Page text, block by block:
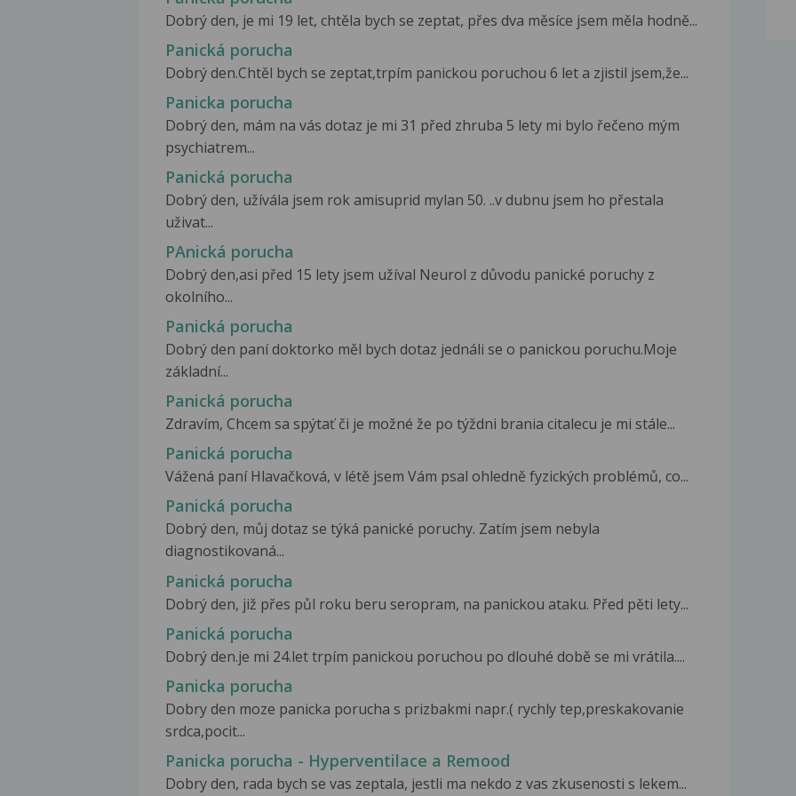
Dobrý den, je mi 19 let, chtěla bych se zeptat, přes dva měsíce jsem měla hodně...
Panická porucha
Dobrý den.Chtěl bych se zeptat,trpím panickou poruchou 6 let a zjistil jsem,že...
Panicka porucha
Dobrý den, mám na vás dotaz je mi 31 před zhruba 5 lety mi bylo řečeno mým
psychiatrem...
Panická porucha
Dobrý den, užívála jsem rok amisuprid mylan 50. ..v dubnu jsem ho přestala
uživat...
PAnická porucha
Dobrý den,asi před 15 lety jsem užíval Neurol z důvodu panické poruchy z
okolního...
Panická porucha
Dobrý den paní doktorko měl bych dotaz jednáli se o panickou poruchu.Moje
základní...
Panická porucha
Zdravím, Chcem sa spýtať či je možné že po týždni brania citalecu je mi stále...
Panická porucha
Vážená paní Hlavačková, v létě jsem Vám psal ohledně fyzických problémů, co...
Panická porucha
Dobrý den, můj dotaz se týká panické poruchy. Zatím jsem nebyla
diagnostikovaná...
Panická porucha
Dobrý den, již přes půl roku beru seropram, na panickou ataku. Před pěti lety...
Panická porucha
Dobrý den.je mi 24.let trpím panickou poruchou po dlouhé době se mi vrátila....
Panicka porucha
Dobry den moze panicka porucha s prizbakmi napr.( rychly tep,preskakovanie
srdca,pocit...
Panicka porucha - Hyperventilace a Remood
Dobry den, rada bych se vas zeptala, jestli ma nekdo z vas zkusenosti s lekem...